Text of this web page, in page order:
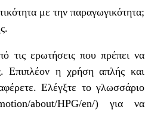
με την παραγωγικότητα;
ερωτήσεις που πρέπει να
Επιπλέον η χρήση απλής και
Ελέγξτε το γλωσσάριο
about/HPG/en/) για να